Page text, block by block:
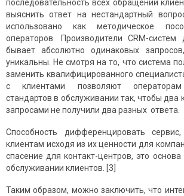
последовательность всех обращений
выяснить ответ на нестандартный
использовано как методическое
операторов. Производители CRM-
бывает абсолютно одинаковых
уникальны. Не смотря на то, что система
заменить квалифицированного
с клиентами позволяют операторам
стандартов в обслуживании так, чтобы два
запросами не получили два разных ответа.
Способность дифференцировать
клиентам исходя из их ценности для
спасение для контакт-центров, это основа
обслуживании клиентов. [3]
Таким образом, можно заключить, что